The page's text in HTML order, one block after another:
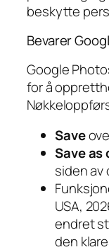
beskytte
Bevarer
Google
for å
Save
Save as
siden av
USA,
endret
den